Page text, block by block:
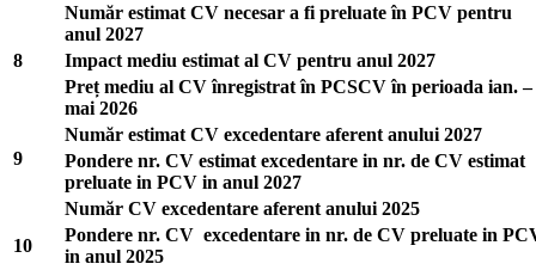
8
Număr estimat CV necesar a fi preluate în PCV pentru
anul 2027
Impact mediu estimat al CV pentru anul 2027
Preț mediu al CV înregistrat în PCSCV în perioada ian. –
mai 2026
9
Număr estimat CV excedentare aferent anului 2027
Pondere nr. CV estimat excedentare in nr. de CV estimat
preluate in PCV in anul 2027
Număr CV excedentare aferent anului 2025
10
Pondere nr. CV excedentare in nr. de CV preluate in
in anul 2025